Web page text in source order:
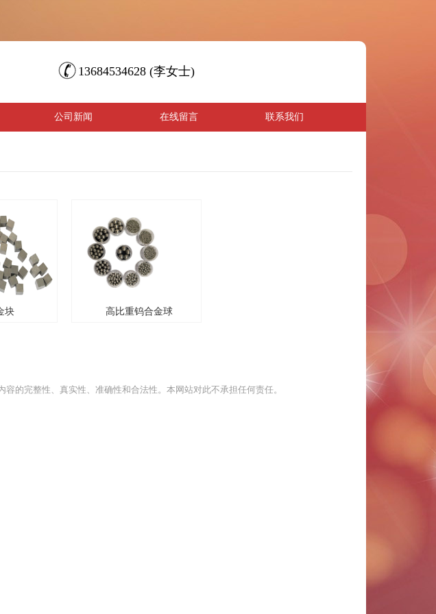
13684534628 (李女士)
公司新闻 在线留言 联系我们
块 高比重钨合金球
的完整性、真实性、准确性和合法性。本网站对此不承担任何责任。